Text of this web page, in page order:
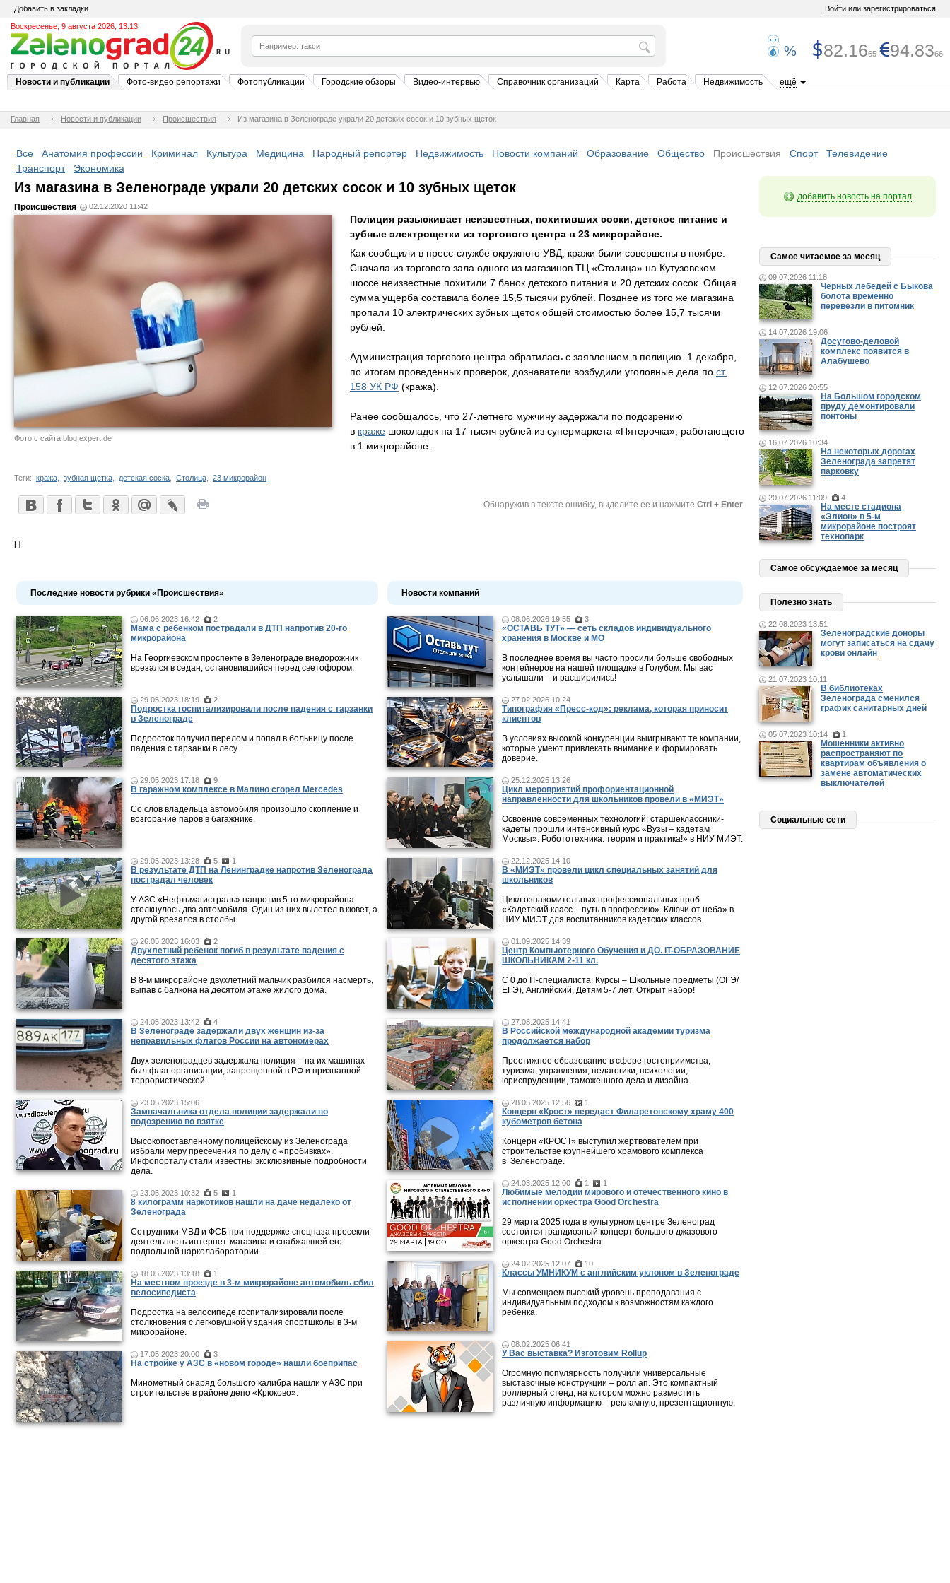
Добавить в закладки Войти или зарегистрироваться
Воскресенье, 9 августа 2026, 13:13
% 82.1665 94.8366
Новости и публикации Фото-видео репортажи Фотопубликации Городские обзоры Видео-интервью Справочник организаций Карта Работа Недвижимость ещё
Главная Новости и публикации Происшествия Из магазина в Зеленограде украли 20 детских сосок и 10 зубных щеток
Все Анатомия профессии Криминал Культура Медицина Народный репортер Недвижимость Новости компаний Образование Общество Происшествия Спорт
Телевидение
Транспорт
Экономика
Из магазина в Зеленограде украли 20 детских сосок и 10 зубных щеток
Происшествия 02.12.2020 11:42
Фото с сайта blog.expert.de
Полиция разыскивает неизвестных, похитивших соски, детское питание и
зубные электрощетки из торгового центра в 23 микрорайоне.
Как сообщили в пресс-службе окружного УВД, кражи были совершены в ноябре.
Сначала из торгового зала одного из магазинов ТЦ «Столица» на Кутузовском
шоссе неизвестные похитили 7 банок детского питания и 20 детских сосок. Общая
сумма ущерба составила более 15,5 тысячи рублей. Позднее из того же магазина
пропали 10 электрических зубных щеток общей стоимостью более 15,7 тысячи
рублей.
Администрация торгового центра обратилась с заявлением в полицию. 1 декабря,
по итогам проведенных проверок, дознаватели возбудили уголовные дела по ст.
158 УК РФ (кража).
Ранее сообщалось, что 27-летнего мужчину задержали по подозрению
в краже шоколадок на 17 тысяч рублей из супермаркета «Пятерочка», работающего
в 1 микрорайоне.
Теги: кража зубная щетка детская соска Столица 23 микрорайон
Обнаружив в тексте ошибку, выделите ее и нажмите Ctrl + Enter
[ ]
Последние новости рубрики «Происшествия»
06.06.2023 16:42 2
Мама c ребёнком пострадали в ДТП напротив 20-го
микрорайона
На Георгиевском проспекте в Зеленограде внедорожник
врезался в седан, остановившийся перед светофором.
29.05.2023 18:19 2
Подростка госпитализировали после падения с тарзанки
в Зеленограде
Подросток получил перелом и попал в больницу после
падения с тарзанки в лесу.
29.05.2023 17:18 9
В гаражном комплексе в Малино сгорел Mercedes
Со слов владельца автомобиля произошло скопление и
возгорание паров в багажнике.
29.05.2023 13:28 5 1
В результате ДТП на Ленинградке напротив Зеленограда
пострадал человек
У АЗС «Нефтьмагистраль» напротив 5-го микрорайона
столкнулось два автомобиля. Один из них вылетел в кювет, а
другой врезался в столбы.
26.05.2023 16:03 2
Двухлетний ребенок погиб в результате падения с
десятого этажа
В 8-м микрорайоне двухлетний мальчик разбился насмерть,
выпав с балкона на десятом этаже жилого дома.
24.05.2023 13:42 4
В Зеленограде задержали двух женщин из-за
неправильных флагов России на автономерах
Двух зеленоградцев задержала полиция – на их машинах
был флаг организации, запрещенной в РФ и признанной
террористической.
23.05.2023 15:06
Замначальника отдела полиции задержали по
подозрению во взятке
Высокопоставленному полицейскому из Зеленограда
избрали меру пресечения по делу о «пробивках».
Инфопорталу стали известны эксклюзивные подробности
дела.
23.05.2023 10:32 5 1
8 килограмм наркотиков нашли на даче недалеко от
Зеленограда
Сотрудники МВД и ФСБ при поддержке спецназа пресекли
деятельность интернет-магазина и снабжавшей его
подпольной нарколаборатории.
18.05.2023 13:18 1
На местном проезде в 3-м микрорайоне автомобиль сбил
велосипедиста
Подростка на велосипеде госпитализировали после
столкновения с легковушкой у здания спортшколы в 3-м
микрорайоне.
17.05.2023 20:00 3
На стройке у АЗС в «новом городе» нашли боеприпас
Минометный снаряд большого калибра нашли у АЗС при
строительстве в районе депо «Крюково».
Новости компаний
08.06.2026 19:55 3
«ОСТАВЬ ТУТ» — сеть складов индивидуального
хранения в Москве и МО
В последнее время вы часто просили больше свободных
контейнеров на нашей площадке в Голубом. Мы вас
услышали – и расширились!
27.02.2026 10:24
Типография «Пресс-код»: реклама, которая приносит
клиентов
В условиях высокой конкуренции выигрывают те компании,
которые умеют привлекать внимание и формировать
доверие.
25.12.2025 13:26
Цикл мероприятий профориентационной
направленности для школьников провели в «МИЭТ»
Освоение современных технологий: старшеклассники-
кадеты прошли интенсивный курс «Вузы – кадетам
Москвы». Робототехника: теория и практика!» в НИУ МИЭТ.
22.12.2025 14:10
В «МИЭТ» провели цикл специальных занятий для
школьников
Цикл ознакомительных профессиональных проб
«Кадетский класс – путь в профессию». Ключи от неба» в
НИУ МИЭТ для воспитанников кадетских классов.
01.09.2025 14:39
Центр Компьютерного Обучения и ДО. IT-ОБРАЗОВАНИЕ
ШКОЛЬНИКАМ 2-11 кл.
С 0 до IT-специалиста. Курсы – Школьные предметы (ОГЭ/
ЕГЭ), Английский, Детям 5-7 лет. Открыт набор!
27.08.2025 14:41
В Российской международной академии туризма
продолжается набор
Престижное образование в сфере гостеприимства,
туризма, управления, педагогики, психологии,
юриспруденции, таможенного дела и дизайна.
28.05.2025 12:56 1
Концерн «Крост» передаст Филаретовскому храму 400
кубометров бетона
Концерн «КРОСТ» выступил жертвователем при
строительстве крупнейшего храмового комплекса
в Зеленограде.
24.03.2025 12:00 1 1
Любимые мелодии мирового и отечественного кино в
исполнении оркестра Good Orchestra
29 марта 2025 года в культурном центре Зеленоград
состоится грандиозный концерт большого джазового
оркестра Good Orchestra.
24.02.2025 12:07 10
Классы УМНИКУМ с английским уклоном в Зеленограде
Мы совмещаем высокий уровень преподавания с
индивидуальным подходом к возможностям каждого
ребенка.
08.02.2025 06:41
У Вас выставка? Изготовим Rollup
Огромную популярность получили универсальные
выставочные конструкции – ролл ап. Это компактный
роллерный стенд, на котором можно разместить
различную информацию – рекламную, презентационную.
добавить новость на портал
Самое читаемое за месяц
09.07.2026 11:18
Чёрных лебедей с Быкова
болота временно
перевезли в питомник
14.07.2026 19:06
Досугово-деловой
комплекс появится в
Алабушево
12.07.2026 20:55
На Большом городском
пруду демонтировали
понтоны
16.07.2026 10:34
На некоторых дорогах
Зеленограда запретят
парковку
20.07.2026 11:09 4
На месте стадиона
«Элион» в 5-м
микрорайоне построят
технопарк
Самое обсуждаемое за месяц
Полезно знать
22.08.2023 13:51
Зеленоградские доноры
могут записаться на сдачу
крови онлайн
21.07.2023 10:11
В библиотеках
Зеленограда сменился
график санитарных дней
05.07.2023 10:14 1
Мошенники активно
распространяют по
квартирам объявления о
замене автоматических
выключателей
Социальные сети